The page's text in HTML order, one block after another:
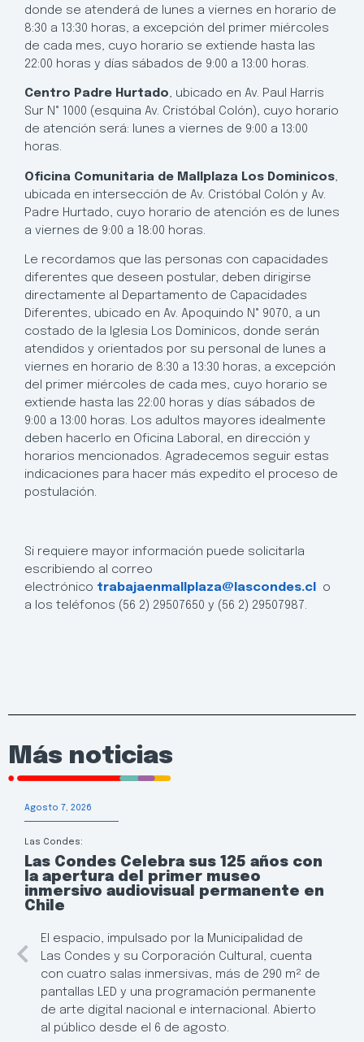
donde se atenderá de lunes a viernes en horario de
8:30 a 13:30 horas, a excepción del primer miércoles
de cada mes, cuyo horario se extiende hasta las
22:00 horas y días sábados de 9:00 a 13:00 horas.
Centro Padre Hurtado, ubicado en Av. Paul Harris
Sur N° 1000 (esquina Av. Cristóbal Colón), cuyo horario
de atención será: lunes a viernes de 9:00 a 13:00
horas.
Oficina Comunitaria de Mallplaza Los Dominicos,
ubicada en intersección de Av. Cristóbal Colón y Av.
Padre Hurtado, cuyo horario de atención es de lunes
a viernes de 9:00 a 18:00 horas.
Le recordamos que las personas con capacidades
diferentes que deseen postular, deben dirigirse
directamente al Departamento de Capacidades
Diferentes, ubicado en Av. Apoquindo N° 9070, a un
costado de la Iglesia Los Dominicos, donde serán
atendidos y orientados por su personal de lunes a
viernes en horario de 8:30 a 13:30 horas, a excepción
del primer miércoles de cada mes, cuyo horario se
extiende hasta las 22:00 horas y días sábados de
9:00 a 13:00 horas. Los adultos mayores idealmente
deben hacerlo en Oficina Laboral, en dirección y
horarios mencionados. Agradecemos seguir estas
indicaciones para hacer más expedito el proceso de
postulación.
Si requiere mayor información puede solicitarla
escribiendo al correo
electrónico trabajaenmallplaza@lascondes.cl
o
a los teléfonos (56 2) 29507650 y (56 2) 29507987.
Más noticias
Agosto 7, 2026
Las Condes:
Las Condes Celebra sus 125 años con
la apertura del primer museo
inmersivo audiovisual permanente en
Chile
El espacio, impulsado por la Municipalidad de
Las Condes y su Corporación Cultural, cuenta
con cuatro salas inmersivas, más de 290 m² de
pantallas LED y una programación permanente
de arte digital nacional e internacional. Abierto
al público desde el 6 de agosto.